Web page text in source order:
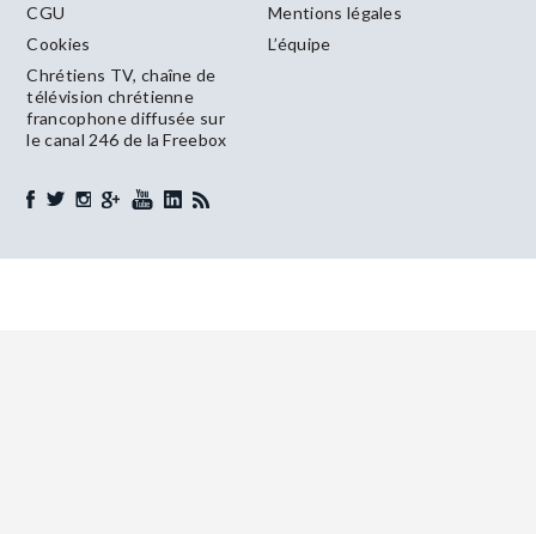
CGU
Mentions légales
Cookies
L’équipe
Chrétiens TV, chaîne de
télévision chrétienne
francophone diffusée sur
le canal 246 de la Freebox